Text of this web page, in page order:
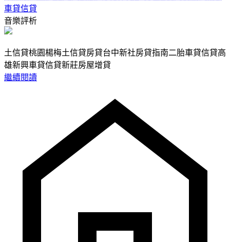
車貸信貸
音樂評析
土信貸桃園楊梅土信貸房貸台中新社房貸指南二胎車貸信貸高
雄新興車貸信貸新莊房屋增貸
繼續閱讀